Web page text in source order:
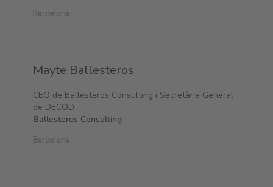
Barcelona
Mayte Ballesteros
CEO de Ballesteros Consulting i Secretària General
de DECOD
Ballesteros Consulting
Barcelona